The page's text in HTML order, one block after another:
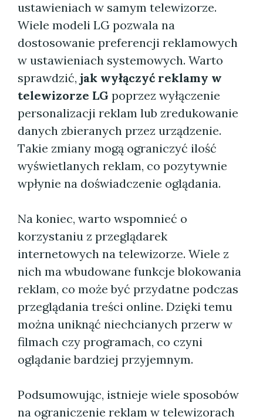
ustawieniach w samym telewizorze.
Wiele modeli LG pozwala na
dostosowanie preferencji reklamowych
w ustawieniach systemowych. Warto
sprawdzić, jak wyłączyć reklamy w
telewizorze LG poprzez wyłączenie
personalizacji reklam lub zredukowanie
danych zbieranych przez urządzenie.
Takie zmiany mogą ograniczyć ilość
wyświetlanych reklam, co pozytywnie
wpłynie na doświadczenie oglądania.
Na koniec, warto wspomnieć o
korzystaniu z przeglądarek
internetowych na telewizorze. Wiele z
nich ma wbudowane funkcje blokowania
reklam, co może być przydatne podczas
przeglądania treści online. Dzięki temu
można uniknąć niechcianych przerw w
filmach czy programach, co czyni
oglądanie bardziej przyjemnym.
Podsumowując, istnieje wiele sposobów
na ograniczenie reklam w telewizorach